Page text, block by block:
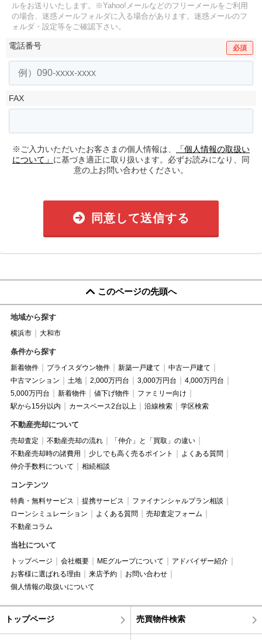
ルをお送りいたします。
※Yahoo!メールなどのフリーメールをご利用
の場合、迷惑メールフォルダに入る場合があります。 迷惑メールのフ
ォルダ・設定等をご確認下さい。
電話番号 必須
FAX
※ご入力いただいたお客さまの個人情報は、
「個人情報の取扱い
について」 に基づき適正に取り扱います。必ずお読みになり、同
意の上お問い合わせください。
同意して送信する
このページの先頭へ
地域から探す
横浜市 大和市
条件から探す
新着物件 プライスダウン物件 新築一戸建て
中古一戸建て
中古マンション
土地 2,000万円台 3,000万円台
4,000万円台
5,000万円台
新着物件 値下げ物件
ファミリー向け
駅から15分以内
カースペース2台以上 沿線検索 学区検索
不動産売却について
売却査定 不動産売却の流れ
「仲介」と「買取」の違い
不動産売却時の諸費用
少しでも高く売るポイント
よくある質問
仲介手数料について
相続相談
コンテンツ
特典・無料サービス 提携サービス
ファイナンシャルプラン相談
ローンシミュレーション
よくある質問
売却査定フォーム
不動産コラム
当社について
トップページ 会社概要 MEグループについて
アドバイザー紹介
お客様に選ばれる理由
来店予約
お問い合わせ
個人情報の取扱いについて
トップページ 売買物件検索